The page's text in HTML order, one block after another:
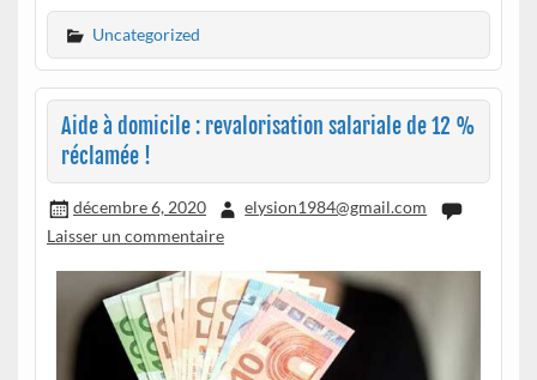
Uncategorized
Aide à domicile : revalorisation salariale de 12 %
réclamée !
décembre 6, 2020
elysion1984@gmail.com
Laisser un commentaire